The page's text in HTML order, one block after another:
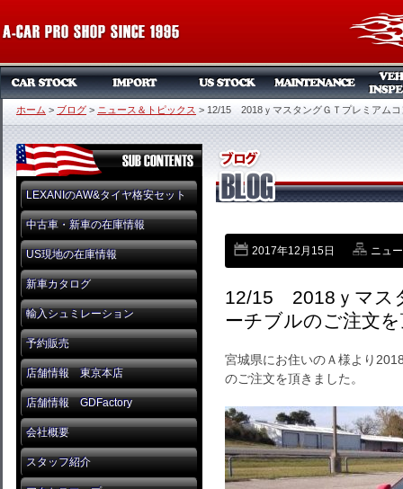
ホーム > ブログ > ニュース＆トピックス > 12/15 2018ｙマスタングＧＴプレミアム
LEXANIのAW&タイヤ格安セット
中古車・新車の在庫情報
US現地の在庫情報
新車カタログ
輸入シュミレーション
予約販売
店舗情報 東京本店
店舗情報 GDFactory
会社概要
スタッフ紹介
2017年12月15日 ニュ
12/15 2018ｙマス
ーチブルのご注文
宮城県にお住いのＡ様より
のご注文を頂きました。